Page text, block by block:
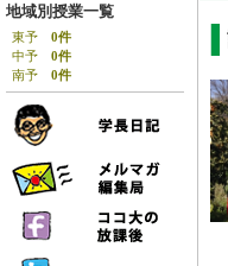
地域別授業一覧
東予 0件
中予 0件
南予 0件